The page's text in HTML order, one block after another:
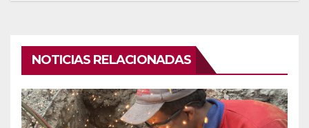
NOTICIAS RELACIONADAS